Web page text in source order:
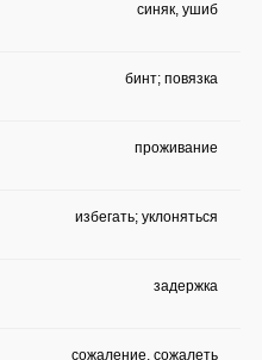
синяк, ушиб
бинт; повязка
проживание
избегать; уклоняться
задержка
сожаление, сожалеть